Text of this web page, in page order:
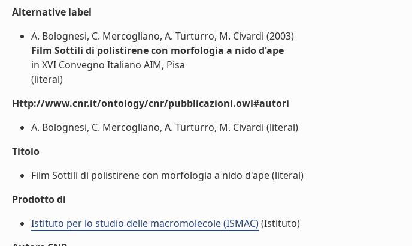
Alternative label
A. Bolognesi, C. Mercogliano, A. Turturro, M. Civardi (2003)
Film Sottili di polistirene con morfologia a nido d'ape
in XVI Convegno Italiano AIM, Pisa
(literal)
Http://www.cnr.it/ontology/cnr/pubblicazioni.owl#autori
A. Bolognesi, C. Mercogliano, A. Turturro, M. Civardi (literal)
Titolo
Film Sottili di polistirene con morfologia a nido d'ape (literal)
Prodotto di
Istituto per lo studio delle macromolecole (ISMAC)(Istituto)